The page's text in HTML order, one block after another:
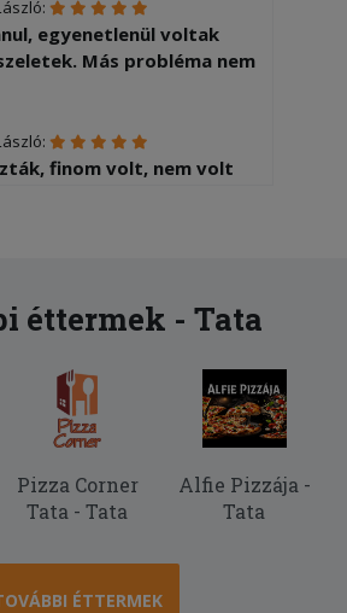
egyenetlenül voltak
Más probléma nem
finom volt, nem volt
elrendezése kissé
ez is belefér) Most
adni...
segítőkész futár. Csak
éttermek - Tata
Pizza Corner
Tata - Tata
Alfie Pizzája -
Tata
ÉTTERMEK